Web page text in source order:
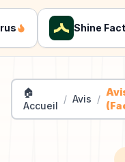
Shine Facture
🏠
Accueil
/ Avis /